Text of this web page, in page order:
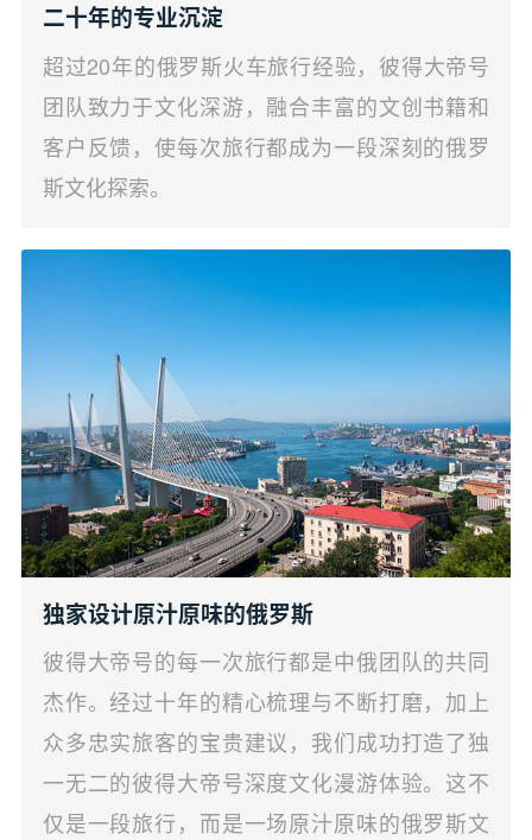
二十年的专业沉淀
超过20年的俄罗斯火车旅行经验，彼得大帝号
团队致力于文化深游，融合丰富的文创书籍和
客户反馈，使每次旅行都成为一段深刻的俄罗
斯文化探索。
独家设计原汁原味的俄罗斯
彼得大帝号的每一次旅行都是中俄团队的共同
杰作。经过十年的精心梳理与不断打磨，加上
众多忠实旅客的宝贵建议，我们成功打造了独
一无二的彼得大帝号深度文化漫游体验。这不
仅是一段旅行，而是一场原汁原味的俄罗斯文